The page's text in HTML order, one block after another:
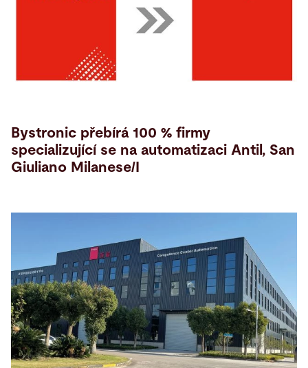
Bystronic přebírá 100 % firmy
specializující se na automatizaci Antil, San
Giuliano Milanese/I